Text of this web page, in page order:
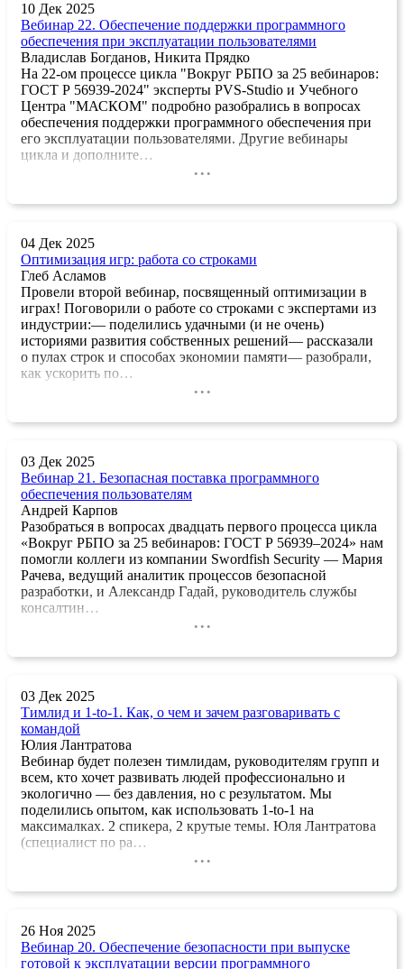
10 Дек 2025
Вебинар 22. Обеспечение поддержки программного
обеспечения при эксплуатации пользователями
Владислав Богданов, Никита Прядко
На 22-ом процессе цикла "Вокруг РБПО за 25 вебинаров:
ГОСТ Р 56939-2024" эксперты PVS-Studio и Учебного
Центра "МАСКОМ" подробно разобрались в вопросах
обеспечения поддержки программного обеспечения при
его эксплуатации пользователями. Другие вебинары
цикла и дополните…
...
04 Дек 2025
Оптимизация игр: работа со строками
Глеб Асламов
Провели второй вебинар, посвященный оптимизации в
играх! Поговорили о работе со строками с экспертами из
индустрии:— поделились удачными (и не очень)
историями развития собственных решений— рассказали
о пулах строк и способах экономии памяти— разобрали,
как ускорить по…
...
03 Дек 2025
Вебинар 21. Безопасная поставка программного
обеспечения пользователям
Андрей Карпов
Разобраться в вопросах двадцать первого процесса цикла
«Вокруг РБПО за 25 вебинаров: ГОСТ Р 56939–2024» нам
помогли коллеги из компании Swordfish Security — Мария
Рачева, ведущий аналитик процессов безопасной
разработки, и Александр Гадай, руководитель службы
консалтин…
...
03 Дек 2025
Тимлид и 1-to-1. Как, о чем и зачем разговаривать с
командой
Юлия Лантратова
Вебинар будет полезен тимлидам, руководителям групп и
всем, кто хочет развивать людей профессионально и
экологично — без давления, но с результатом. Мы
поделились опытом, как использовать 1-to-1 на
максималках. 2 спикера, 2 крутые темы. Юля Лантратова
(специалист по ра…
...
26 Ноя 2025
Вебинар 20. Обеспечение безопасности при выпуске
готовой к эксплуатации версии программного